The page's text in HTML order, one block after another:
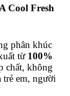
Cool Fresh
phân khúc
từ 100%
chất, không
trẻ em, người